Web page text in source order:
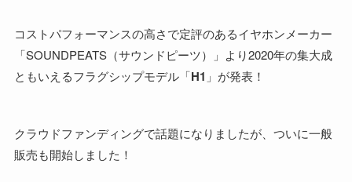
コストパフォーマンスの高さで定評のあるイヤホンメーカー
「SOUNDPEATS（サウンドピーツ）」より2020年の集大成
ともいえるフラグシップモデル「H1 」が発表！
クラウドファンディングで話題になりましたが、ついに一般
販売も開始しました！